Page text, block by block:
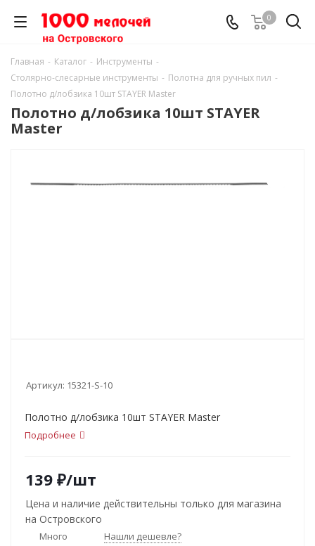
0
Главная - Каталог - Инструменты -
Столярно-слесарные инструменты - Полотна для ручных пил -
Полотно д/лобзика 10шт STAYER Master
Полотно д/лобзика 10шт STAYER
Master
Артикул: 15321-S-10
Полотно д/лобзика 10шт STAYER Master
Подробнее
139 ₽/шт
Цена и наличие действительны только для магазина
на Островского
Много Нашли дешевле?